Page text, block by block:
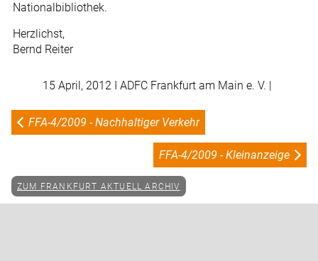
Nationalbibliothek.
Herzlichst,
Bernd Reiter
15 April, 2012 I ADFC Frankfurt am Main e. V. |
FFA-4/2009 - Nachhaltiger Verkehr
FFA-4/2009 - Kleinanzeige
ZUM FRANKFURT AKTUELL ARCHIV